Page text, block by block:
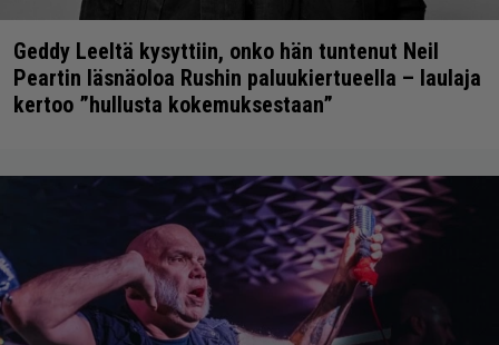
Geddy Leeltä kysyttiin, onko hän tuntenut Neil
Peartin läsnäoloa Rushin paluukiertueella – laulaja
kertoo ”hullusta kokemuksestaan”